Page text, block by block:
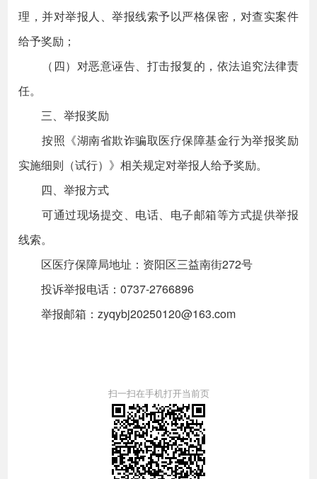
理，并对举报人、举报线索予以严格保密，对查实案件
给予奖励；
（四）对恶意诬告、打击报复的，依法追究法律责
任。
三、举报奖励
按照《湖南省欺诈骗取医疗保障基金行为举报奖励
实施细则（试行）》相关规定对举报人给予奖励。
四、举报方式
可通过现场提交、电话、电子邮箱等方式提供举报
线索。
区医疗保障局地址：资阳区三益南街272号
投诉举报电话：0737-2766896
举报邮箱：zyqybj20250120@163.com
扫一扫在手机打开当前页